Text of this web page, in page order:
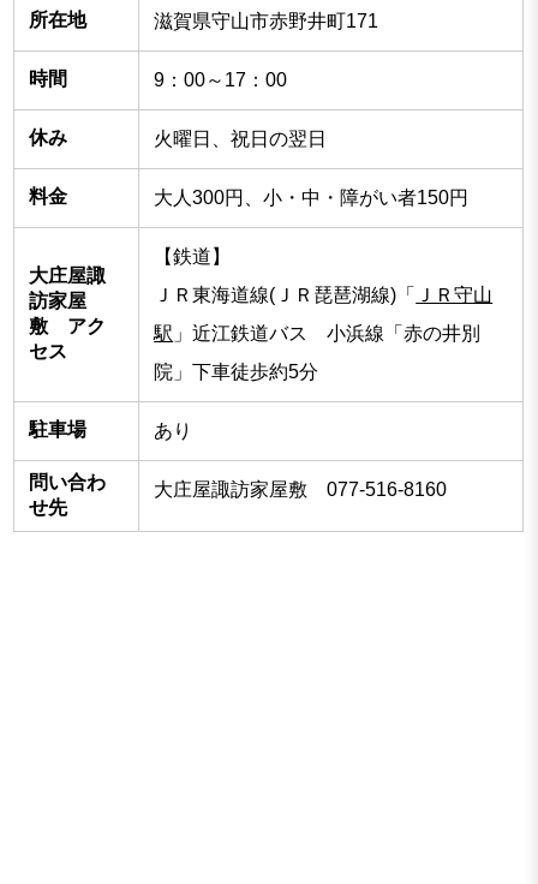
所在地 滋賀県守山市赤野井町171
時間 9：00～17：00
休み 火曜日、祝日の翌日
料金 大人300円、小・中・障がい者150円
大庄屋諏
訪家屋
敷 アク
セス
【鉄道】
ＪＲ東海道線(ＪＲ琵琶湖線)「
ＪＲ守山
駅 」近江鉄道バス 小浜線「赤の井別
院」下車徒歩約5分
駐車場 あり
問い合わ
せ先
大庄屋諏訪家屋敷 077-516-8160